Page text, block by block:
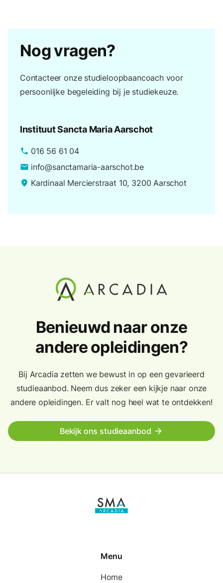
Nog vragen?
Contacteer onze studieloopbaancoach voor
persoonlijke begeleiding bij je studiekeuze.
Instituut Sancta Maria Aarschot
phone 016 56 61 04
email info@sanctamaria-aarschot.be
place Kardinaal Mercierstraat 10, 3200 Aarschot
Benieuwd naar onze
andere opleidingen?
Bij Arcadia zetten we bewust in op een gevarieerd
studieaanbod. Neem dus zeker een kijkje naar onze
andere opleidingen. Er valt nog heel wat te ontdekken!
Bekijk ons studieaanbod arrow_forward
Menu
Home